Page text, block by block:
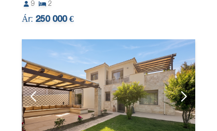
9
2
Ár: 250 000 €